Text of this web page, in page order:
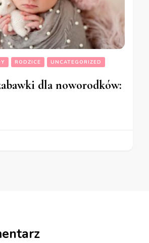
RODZICE UNCATEGORIZED
dla noworodków: